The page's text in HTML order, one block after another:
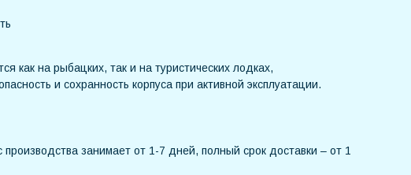
как на рыбацких, так и на туристических лодках,
и сохранность корпуса при активной эксплуатации.
производства занимает от 1-7 дней, полный срок доставки – от 1